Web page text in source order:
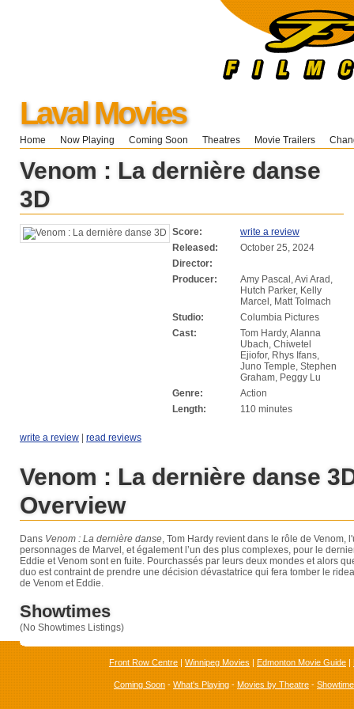
Laval Movies
Home Now Playing Coming Soon Theatres Movie Trailers
Venom : La dernière danse
3D
Score:
write a review
Released:
October 25, 2024
Director:
Producer:
Amy Pascal, Avi Arad,
Hutch Parker, Kelly
Marcel, Matt Tolmach
Studio:
Columbia Pictures
Cast:
Tom Hardy, Alanna
Ubach, Chiwetel
Ejiofor, Rhys Ifans,
Juno Temple, Stephen
Graham, Peggy Lu
Genre:
Action
Length:
110 minutes
write a review | read reviews
Venom : La dernière danse
Overview
Dans Venom : La dernière danse, Tom Hardy revient dans le rôle de Venom,
personnages de Marvel, et également l’un des plus complexes, pour le
Eddie et Venom sont en fuite. Pourchassés par leurs deux mondes et alors
duo est contraint de prendre une décision dévastatrice qui fera tomber le
de Venom et Eddie.
Showtimes
(No Showtimes Listings)
Front Row Centre | Winnipeg Movies | Edmonton Movie Guide |
Coming Soon - What's Playing - Movies by Theatre -